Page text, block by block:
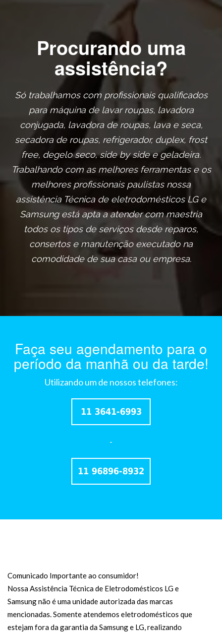
Procurando uma
assistência?
Só trabalhamos com profissionais qualificados
para máquina de lavar roupas, lavadora
conjugada, lavadora de roupas, lava e seca,
secadora de roupas, refrigerador, duplex, frost
free, degelo seco, side by side e geladeira.
Trabalhando com as melhores ferramentas e os
melhores profissionais paulistas nossa
assistência Técnica de eletrodomésticos LG e
Samsung está apta a atender com maestria
todos os tipos de serviços desde reparos,
consertos e manutenção executado na
comodidade de sua casa ou empresa.
Faça seu agendamento para o
período da manhã ou da tarde!
Utilizando um de nossos telefones:
11 3641-6993
-
11 96896-8932
Comunicado Importante ao consumidor!
Nossa Assistência Técnica de Eletrodomésticos LG e
Samsung não é uma unidade autorizada das marcas
mencionadas. Somente atendemos eletrodomésticos que
estejam fora da garantia da Samsung e LG, realizando